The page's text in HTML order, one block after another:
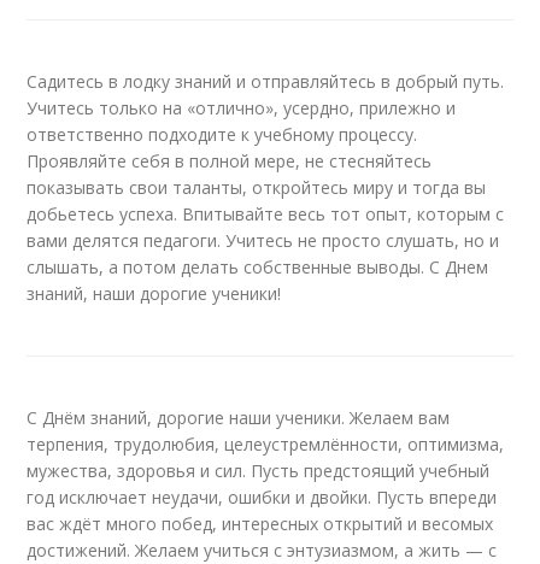
Садитесь в лодку знаний и отправляйтесь в добрый путь.
Учитесь только на «отлично», усердно, прилежно и
ответственно подходите к учебному процессу.
Проявляйте себя в полной мере, не стесняйтесь
показывать свои таланты, откройтесь миру и тогда вы
добьетесь успеха. Впитывайте весь тот опыт, которым с
вами делятся педагоги. Учитесь не просто слушать, но и
слышать, а потом делать собственные выводы. С Днем
знаний, наши дорогие ученики!
С Днём знаний, дорогие наши ученики. Желаем вам
терпения, трудолюбия, целеустремлённости, оптимизма,
мужества, здоровья и сил. Пусть предстоящий учебный
год исключает неудачи, ошибки и двойки. Пусть впереди
вас ждёт много побед, интересных открытий и весомых
достижений. Желаем учиться с энтузиазмом, а жить — с